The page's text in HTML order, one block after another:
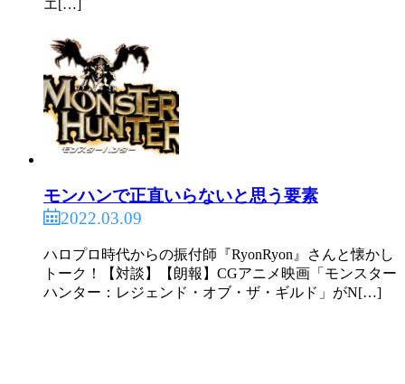
エ[…]
モンハンで正直いらないと思う要素
2022.03.09
ハロプロ時代からの振付師『RyonRyon』さんと懐かし
トーク！【対談】【朗報】CGアニメ映画「モンスター
ハンター：レジェンド・オブ・ザ・ギルド」がN[…]